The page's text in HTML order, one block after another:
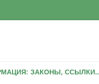
ЗАКОНЫ, ССЫЛКИ..